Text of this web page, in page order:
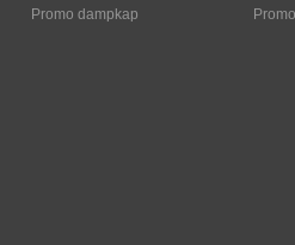
Promo dampkap